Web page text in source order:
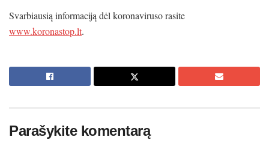
Svarbiausią informaciją dėl koronaviruso rasite
www.koronastop.lt.
Parašykite komentarą